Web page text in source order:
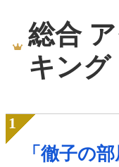
総合
キング
「徹子の